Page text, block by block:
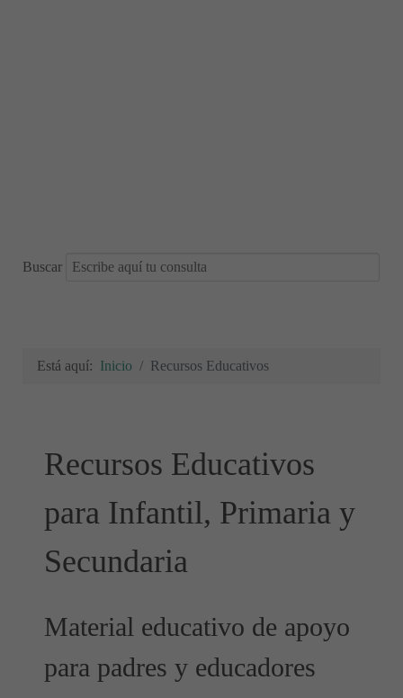
Buscar
Está aquí: Inicio Recursos Educativos
Recursos Educativos
para Infantil, Primaria y
Secundaria
Material educativo de apoyo
para padres y educadores